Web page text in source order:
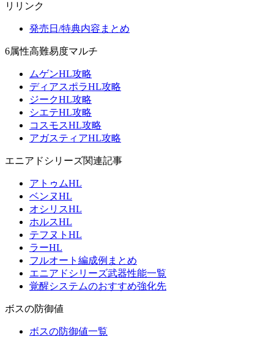
リリンク
発売日/特典内容まとめ
6属性高難易度マルチ
ムゲンHL攻略
ディアスポラHL攻略
ジークHL攻略
シエテHL攻略
コスモスHL攻略
アガスティアHL攻略
エニアドシリーズ関連記事
アトゥムHL
ベンヌHL
オシリスHL
ホルスHL
テフヌトHL
ラーHL
フルオート編成例まとめ
エニアドシリーズ武器性能一覧
覚醒システムのおすすめ強化先
ボスの防御値
ボスの防御値一覧